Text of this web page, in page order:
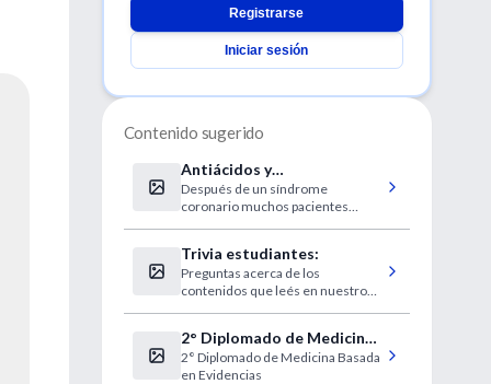
Registrarse
Iniciar sesión
Contenido sugerido
Antiácidos y
antitrombóticos después
del infarto
Después de un síndrome
coronario muchos pacientes
revisiones ya indicaban que la
suma de estos fármacos no era
una buena idea.
Trivia estudiantes:
Preguntas acerca de los
contenidos que leés en nuestro
2° Diplomado de Medicina
Basada en Evidencias
2° Diplomado de Medicina Basada
en Evidencias